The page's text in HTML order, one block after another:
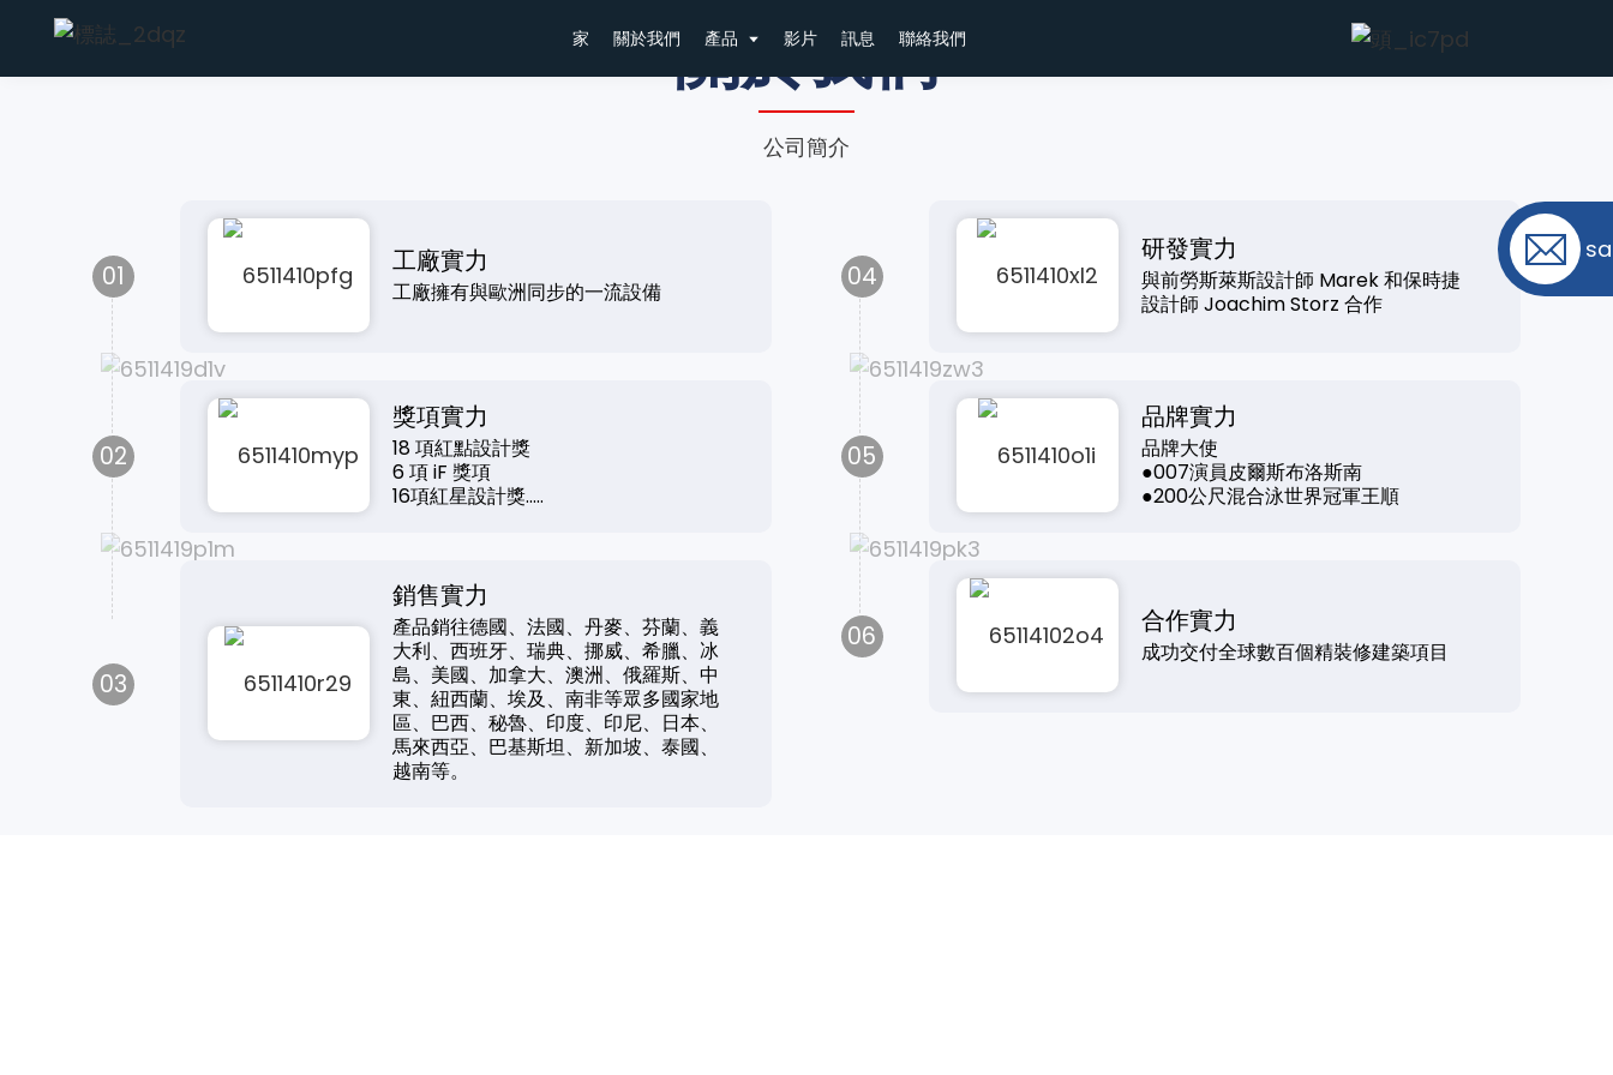
家 關於我們 產品 影片 訊息 聯絡我們
關於我們
公司簡介
01 工廠實力
工廠擁有與歐洲同步的一流設備
02
獎項實力
18 項紅點設計獎
6 項 iF 獎項
16項紅星設計獎.....
03
銷售實力
產品銷往德國、法國、丹麥、芬蘭、義
大利、西班牙、瑞典、挪威、希臘、冰
島、美國、加拿大、澳洲、俄羅斯、中
東、紐西蘭、埃及、南非等眾多國家地
區、巴西、秘魯、印度、印尼、日本、
馬來西亞、巴基斯坦、新加坡、泰國、
越南等。
04
研發實力
與前勞斯萊斯設計師 Marek 和保時捷
設計師 Joachim Storz 合作
05
品牌實力
品牌大使
●007演員皮爾斯布洛斯南
●200公尺混合泳世界冠軍王順
06 合作實力
成功交付全球數百個精裝修建築項目